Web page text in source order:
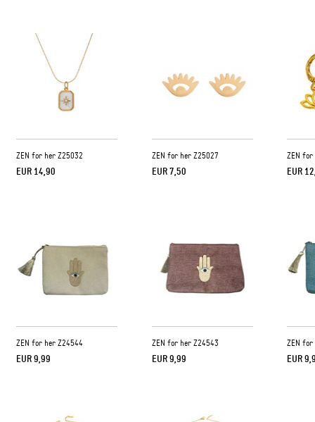
ZEN for her Z25032
EUR 14,90
ZEN for her Z25027
EUR 7,50
ZEN
EUR
ZEN for her Z24544
EUR 9,99
ZEN for her Z24543
EUR 9,99
ZEN
EUR